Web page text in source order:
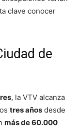
clave conocer
de
, la VTV alcanza
tres años desde
más de 60.000